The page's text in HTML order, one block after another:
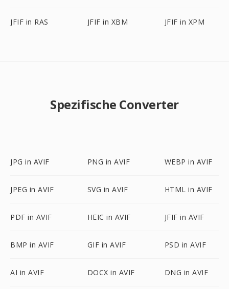
JFIF in RAS JFIF in XBM JFIF in XPM
Spezifische Converter
JPG in AVIF PNG in AVIF WEBP in AVIF
JPEG in AVIF SVG in AVIF HTML in AVIF
PDF in AVIF HEIC in AVIF JFIF in AVIF
BMP in AVIF GIF in AVIF PSD in AVIF
AI in AVIF DOCX in AVIF DNG in AVIF